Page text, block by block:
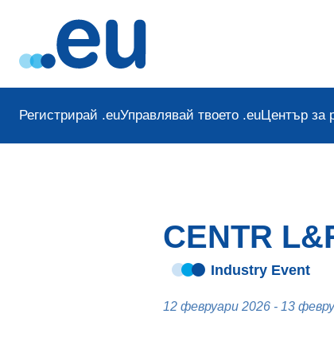
Регистрирай .euУправлявай твоето .euЦентър за
CENTR
Industry Event
12 февруари 2026 - 13